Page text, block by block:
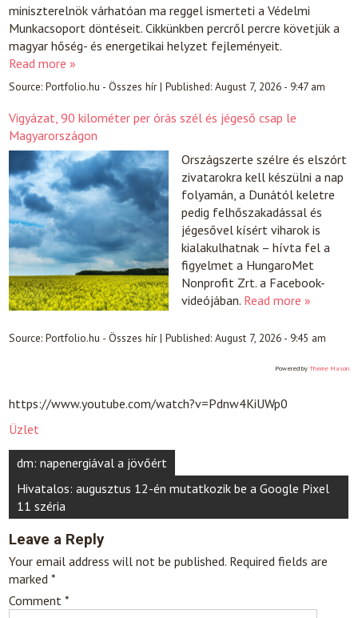
miniszterelnök várhatóan ma reggel ismerteti a Védelmi
Munkacsoport döntéseit. Cikkünkben percről percre követjük a
magyar hőség- és energetikai helyzet fejleményeit.
Read more »
Source:Portfolio.hu - Összes hír|Published:August 7, 2026 - 9:47 am
Vigyázat, 90 kilométer per órás szél és jégeső csap le
Magyarországon
Országszerte szélre és elszórt
zivatarokra kell készülni a nap
folyamán, a Dunától keletre
pedig felhőszakadással és
jégesővel kísért viharok is
kialakulhatnak – hívta fel a
figyelmet a HungaroMet
Nonprofit Zrt. a Facebook-
videójában. Read more »
Source:Portfolio.hu - Összes hír|Published:August 7, 2026 - 9:45 am
Powered by Theme Mason
https://www.youtube.com/watch?v=Pdnw4KiUWp0
Üzlet
Post
navigation
dm: napenergiával a jövőért
Hivatalos: augusztus 12-én mutatkozik be a Google Pixel
11 széria
Leave a Reply
Your email address will not be published. Required fields are
marked*
Comment*